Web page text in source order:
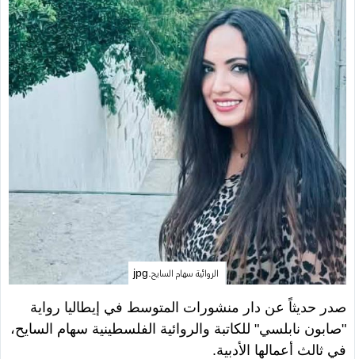
الروائية سهام السايح.jpg
صدر حديثاً عن دار منشورات المتوسط في إيطاليا رواية
"صابون نابلسي" للكاتبة والروائية الفلسطينية سهام السايح،
في ثالث أعمالها الأدبية.